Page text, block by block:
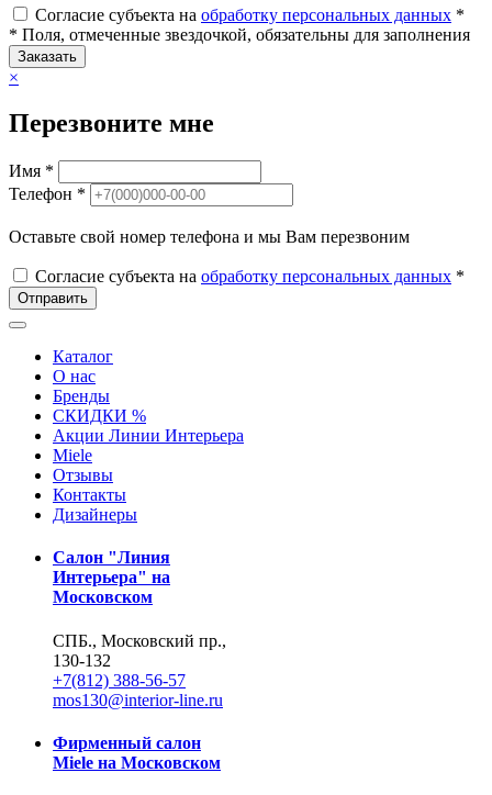
Согласие субъекта на обработку персональных данных *
* Поля, отмеченные звездочкой, обязательны для заполнения
Заказать
×
Перезвоните мне
Имя *
Телефон *
Оставьте свой номер телефона и мы Вам перезвоним
Согласие субъекта на обработку персональных данных *
Отправить
Каталог
О нас
Бренды
СКИДКИ %
Акции Линии Интерьера
Miele
Отзывы
Контакты
Дизайнеры
Салон "Линия
Интерьера" на
Московском
СПБ., Московский пр.,
130-132
+7(812) 388-56-57
mos130@interior-line.ru
Фирменный салон
Miele на Московском